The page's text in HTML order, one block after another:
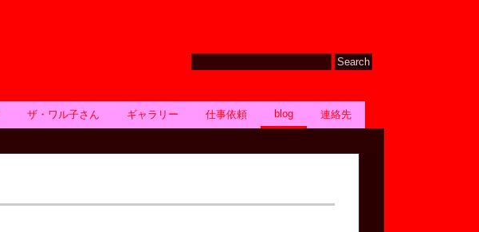
ザ・ワル子さん ギャラリー 仕事依頼 blog 連絡先